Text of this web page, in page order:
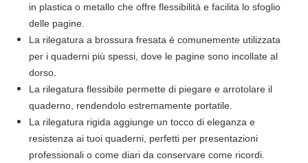
in plastica o metallo che offre flessibilità e facilita lo sfoglio
delle pagine.
La rilegatura a brossura fresata è comunemente utilizzata
per i quaderni più spessi, dove le pagine sono incollate al
dorso.
La rilegatura flessibile permette di piegare e arrotolare il
quaderno, rendendolo estremamente portatile.
La rilegatura rigida aggiunge un tocco di eleganza e
resistenza ai tuoi quaderni, perfetti per presentazioni
professionali o come diari da conservare come ricordi.